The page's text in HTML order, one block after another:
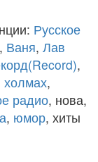
Русское
, Ваня, Лав
,
холмах,
радио, нова,
, юмор, хиты